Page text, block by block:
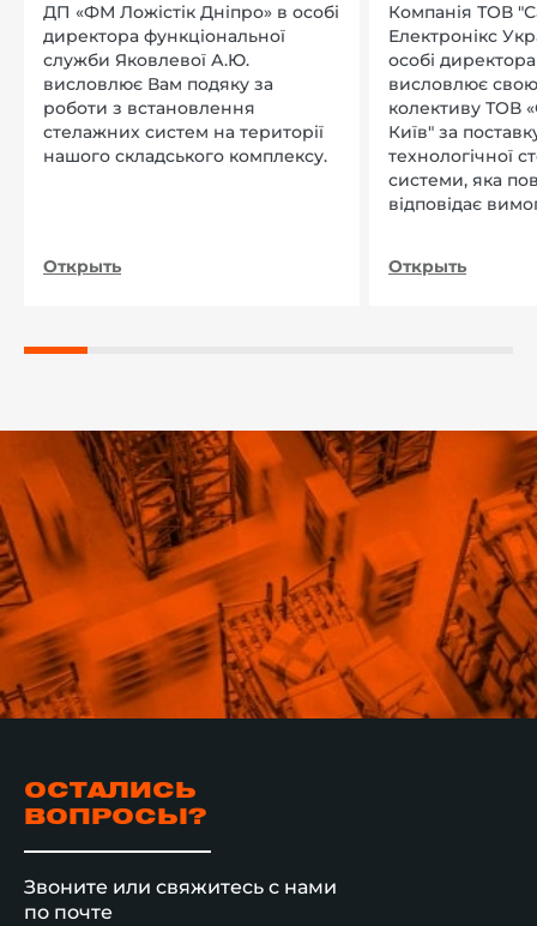
ДП «ФМ Ложістік Дніпро» в особі
директора функціональної
служби Яковлевої А.Ю.
висловлює Вам подяку за
роботи з встановлення
стелажних систем на території
нашого складського комплексу.
Открыть
Компанія ТОВ
Електронікс
особі
висловлює
колективу ТОВ
Київ" за
технологічної
системи, яка
відповідає
Открыть
ОСТАЛИСЬ
ВОПРОСЫ?
Звоните или свяжитесь с нами
по почте